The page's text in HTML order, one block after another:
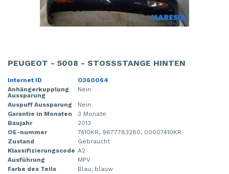
PEUGEOT - 5008 - STOSSSTANGE HINTEN
Internet ID
O360064
Anhängerkupplung
Aussparung
Nein
Auspuff Aussparung
Nein
Garantie in Monaten
3 Monate
Baujahr
2013
OE-nummer
7410KR, 9677783280, 00007410KR
Zustand
Gebraucht
Klassifizierungscode A2
Ausführung
MPV
Farbe des Teils
Blau, blauw